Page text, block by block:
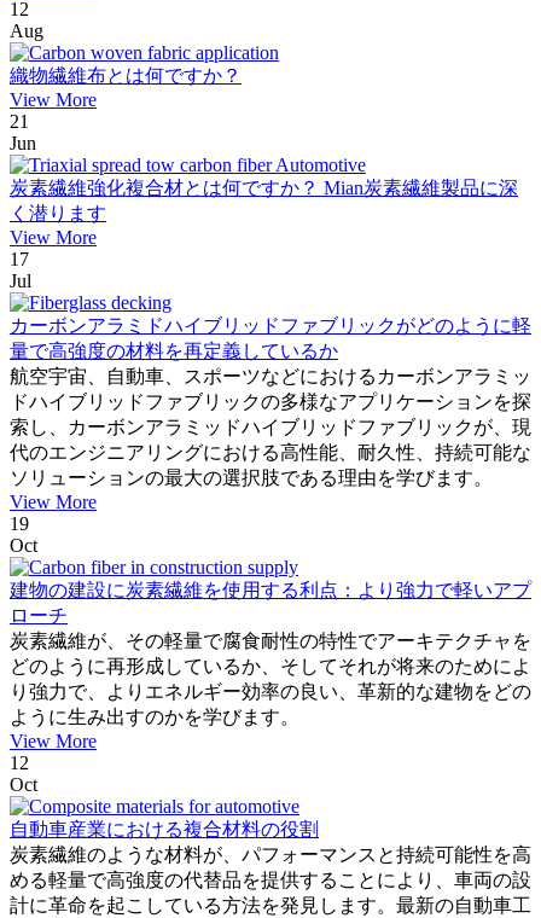
12
Aug
織物繊維布とは何ですか？
View More
21
Jun
炭素繊維強化複合材とは何ですか？ Mian炭素繊維製品に深
く潜ります
View More
17
Jul
カーボンアラミドハイブリッドファブリックがどのように軽
量で高強度の材料を再定義しているか
航空宇宙、自動車、スポーツなどにおけるカーボンアラミッ
ドハイブリッドファブリックの多様なアプリケーションを探
索し、カーボンアラミッドハイブリッドファブリックが、現
代のエンジニアリングにおける高性能、耐久性、持続可能な
ソリューションの最大の選択肢である理由を学びます。
View More
19
Oct
建物の建設に炭素繊維を使用する利点：より強力で軽いアプ
ローチ
炭素繊維が、その軽量で腐食耐性の特性でアーキテクチャを
どのように再形成しているか、そしてそれが将来のためによ
り強力で、よりエネルギー効率の良い、革新的な建物をどの
ように生み出すのかを学びます。
View More
12
Oct
自動車産業における複合材料の役割
炭素繊維のような材料が、パフォーマンスと持続可能性を高
める軽量で高強度の代替品を提供することにより、車両の設
計に革命を起こしている方法を発見します。最新の自動車工